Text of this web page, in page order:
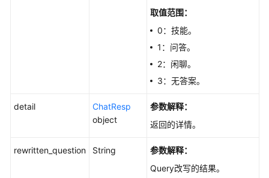
取值范围：
0：技能。
1：问答。
2：闲聊。
3：无答案。
detail
ChatResp
object
参数解释：
返回的详情。
rewritten_question String
参数解释：
Query改写的结果。